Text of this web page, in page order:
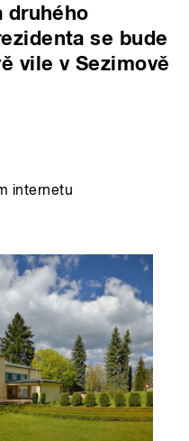
druhého
se bude
vile v Sezimově
internetu